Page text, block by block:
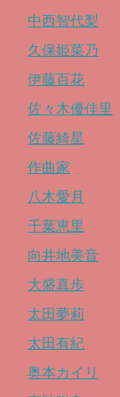
中西智代梨
久保姫菜乃
伊藤百花
佐々木優佳里
佐藤綺星
作曲家
八木愛月
千葉恵里
向井地美音
大盛真歩
太田夢莉
太田有紀
奥本カイリ